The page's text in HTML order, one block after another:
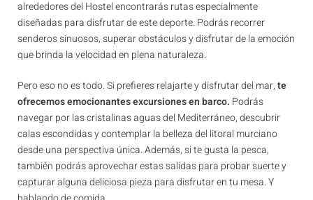
alrededores del Hostel encontrarás rutas especialmente
diseñadas para disfrutar de este deporte. Podrás recorrer
senderos sinuosos, superar obstáculos y disfrutar de la emoción
que brinda la velocidad en plena naturaleza.
Pero eso no es todo. Si prefieres relajarte y disfrutar del mar,te
ofrecemos emocionantes excursiones en barco. Podrás
navegar por las cristalinas aguas del Mediterráneo, descubrir
calas escondidas y contemplar la belleza del litoral murciano
desde una perspectiva única. Además, si te gusta la pesca,
también podrás aprovechar estas salidas para probar suerte y
capturar alguna deliciosa pieza para disfrutar en tu mesa. Y